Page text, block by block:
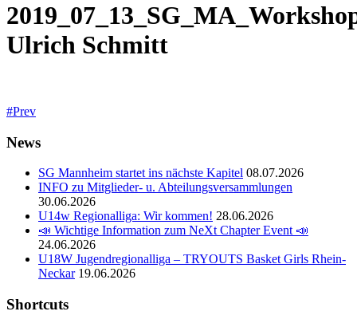
Ulrich Schmitt
Prev
News
SG Mannheim startet ins nächste Kapitel 08.07.2026
INFO zu Mitglieder- u. Abteilungsversammlungen
30.06.2026
U14w Regionalliga: Wir kommen! 28.06.2026
📣 Wichtige Information zum NeXt Chapter Event 📣
24.06.2026
U18W Jugendregionalliga – TRYOUTS Basket Girls Rhein-
Neckar 19.06.2026
Shortcuts